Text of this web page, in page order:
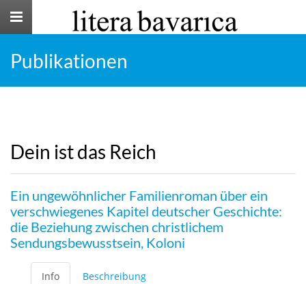
Toggle
Publikationen
Dein ist das Reich
Ein ungewöhnlicher Familienroman über ein
verschwiegenes Kapitel deutscher Geschichte:
die Beziehung zwischen christlichem
Sendungsbewusstsein, Koloni
Info Beschreibung